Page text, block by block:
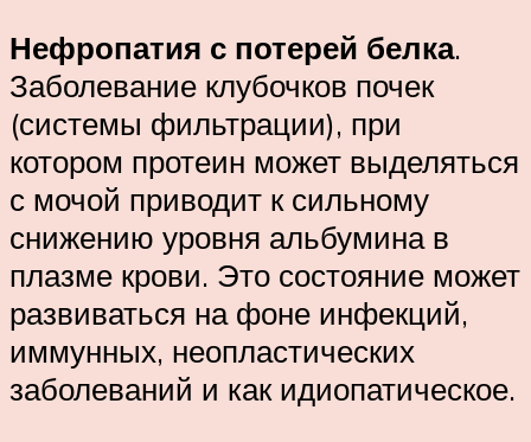
Нефропатия с потерей белка.
Заболевание клубочков почек
(системы фильтрации), при
котором протеин может выделяться
с мочой приводит к сильному
снижению уровня альбумина в
плазме крови. Это состояние может
развиваться на фоне инфекций,
иммунных, неопластических
заболеваний и как идиопатическое.